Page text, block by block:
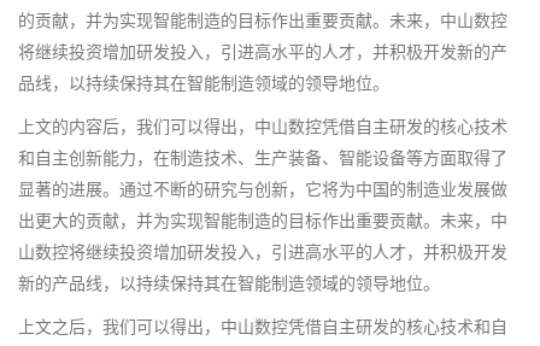
的贡献，并为实现智能制造的目标作出重要贡献。未来，中山数控
将继续投资增加研发投入，引进高水平的人才，并积极开发新的产
品线，以持续保持其在智能制造领域的领导地位。
上文的内容后，我们可以得出，中山数控凭借自主研发的核心技术
和自主创新能力，在制造技术、生产装备、智能设备等方面取得了
显著的进展。通过不断的研究与创新，它将为中国的制造业发展做
出更大的贡献，并为实现智能制造的目标作出重要贡献。未来，中
山数控将继续投资增加研发投入，引进高水平的人才，并积极开发
新的产品线，以持续保持其在智能制造领域的领导地位。
上文之后，我们可以得出，中山数控凭借自主研发的核心技术和自